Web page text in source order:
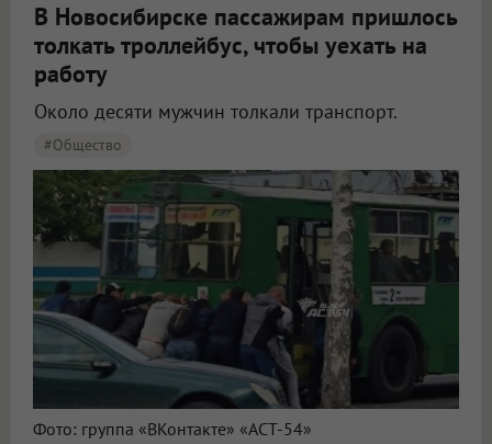
В Новосибирске пассажирам пришлось
толкать троллейбус, чтобы уехать на
работу
Около десяти мужчин толкали транспорт.
#Общество
Фото: группа «ВКонтакте» «АСТ-54»